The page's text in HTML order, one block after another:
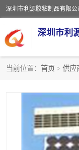
深圳市利
当前位置： 首页 > 供应
PORON泡棉
EVA珍珠棉异形